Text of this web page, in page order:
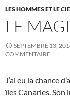
LES HOMMES ET LE
LE
SEPTEMBRE 13,
COMMENTAIRE
J’ai eu la chance
îles Canaries.